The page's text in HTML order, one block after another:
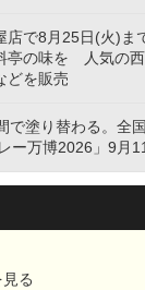
店で8月25日(火)ま
亭の味を 人気の
どを販売
で塗り替わる。全
ー万博2026」9月
る